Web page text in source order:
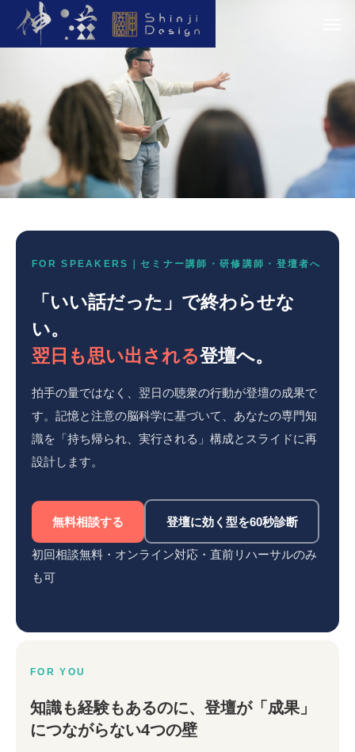
FOR SPEAKERS｜セミナー講師・研修講師・登壇者へ
「いい話だった」で終わらせな
い。
翌日も思い出される登壇へ。
拍手の量ではなく、翌日の聴衆の行動が登壇の成果で
す。記憶と注意の脳科学に基づいて、あなたの専門知
識を「持ち帰られ、実行される」構成とスライドに再
設計します。
無料相談する 登壇に効く型を60秒診断
初回相談無料・オンライン対応・直前リハーサルのみ
も可
FOR YOU
知識も経験もあるのに、登壇が「成果」
につながらない4つの壁